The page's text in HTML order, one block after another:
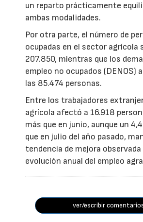
un reparto prácticamente
ambas modalidades.
Por otra parte, el número de
ocupadas en el sector agrícola
207.850, mientras que los
empleo no ocupados (DENOS)
las 85.474 personas.
Entre los trabajadores
agrícola afectó a 16.918
más que en junio, aunque un
que en julio del año pasado,
tendencia de mejora observada
evolución anual del empleo
ver/escribir